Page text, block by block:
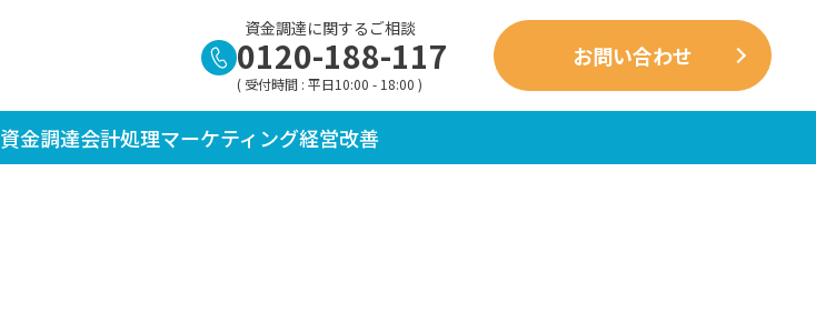
資金調達に関するご相談
0120-188-117
( 受付時間 : 平日10:00 - 18:00 )
お問い合わせ
資金調達会計処理マーケティング経営改善